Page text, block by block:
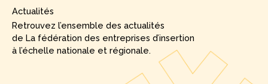
Actualités
Retrouvez l’ensemble des actualités
de La fédération des entreprises d’insertion
à l’échelle nationale et régionale.